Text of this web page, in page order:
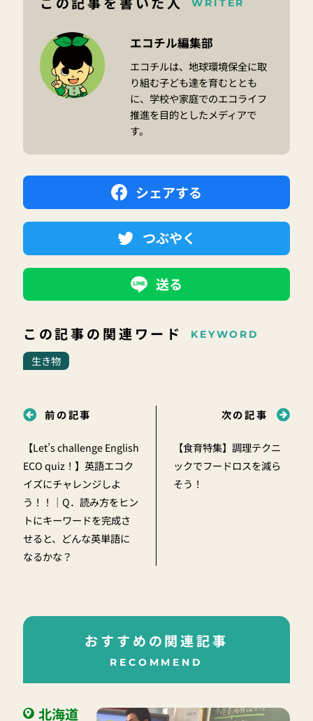
WRITER
エコチル編集部
エコチルは、地球環境保全に取
り組む子ども達を育むととも
に、学校や家庭でのエコライフ
推進を目的としたメディアで
す。
シェアする
つぶやく
送る
この記事の関連ワード KEYWORD
生き物
前の記事
【Let’s challenge English
ECO quiz！】英語エコク
イズにチャレンジしよ
う！！｜Q．読み方をヒン
トにキーワードを完成さ
せると、どんな英単語に
なるかな？
次の記事
【食育特集】調理テクニ
ックでフードロスを減ら
そう！
おすすめの関連記事
RECOMMEND
北海道